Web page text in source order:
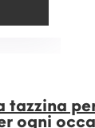
tazzina
ogni